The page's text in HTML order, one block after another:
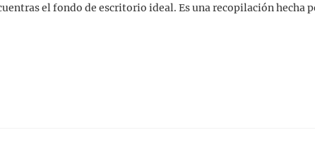
el fondo de escritorio ideal. Es una recopilación hecha